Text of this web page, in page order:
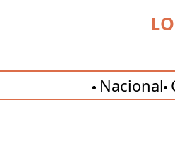
Nacional